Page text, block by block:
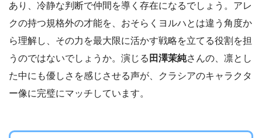
あり、冷静な判断で仲間を導く存在になるでしょう。アレ
クの持つ規格外の才能を、おそらくヨルハとは違う角度か
ら理解し、その力を最大限に活かす戦略を立てる役割を担
うのではないでしょうか。演じる 田澤茉純さんの、凛とし
た中にも優しさを感じさせる声が、クラシアのキャラクタ
ー像に完璧にマッチしています。